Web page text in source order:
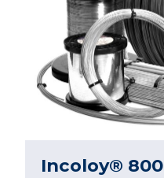
Incoloy® 800